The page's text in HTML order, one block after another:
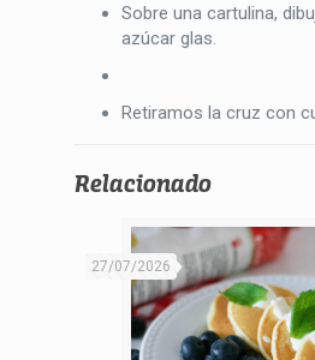
Sobre una cartulina,
azúcar glas.
Retiramos la cruz con
Relacionado
27/07/2026